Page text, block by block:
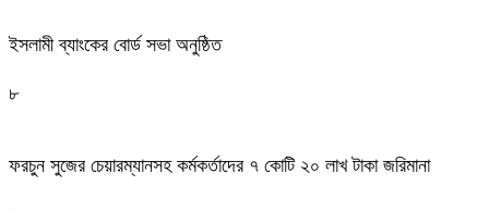
ইসলামী ব্যাংকের বোর্ড সভা অনুষ্ঠিত
৮
ফরচুন সুজের চেয়ারম্যানসহ কর্মকর্তাদের ৭ কোটি ২০ লাখ টাকা জরিমানা